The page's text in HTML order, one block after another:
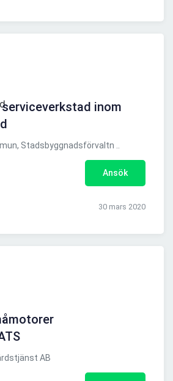
inom
Stadsbyggnadsförvaltn ..
Ansök
30 mars 2020
AB